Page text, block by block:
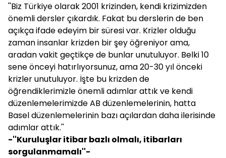
''Biz Türkiye olarak 2001 krizinden, kendi krizimizden
önemli dersler çıkardık. Fakat bu derslerin de ben
açıkça ifade edeyim bir süresi var. Krizler olduğu
zaman insanlar krizden bir şey öğreniyor ama,
aradan vakit geçtikçe de bunlar unutuluyor. Belki 10
sene önceyi hatırlıyorsunuz, ama 20-30 yıl önceki
krizler unutuluyor. İşte bu krizden de
öğrendiklerimizle önemli adımlar attık ve kendi
düzenlemelerimizde AB düzenlemelerinin, hatta
Basel düzenlemelerinin bazı açılardan daha ilerisinde
adımlar attık.''
-''Kuruluşlar itibar bazlı olmalı, itibarları
sorgulanmamalı''-